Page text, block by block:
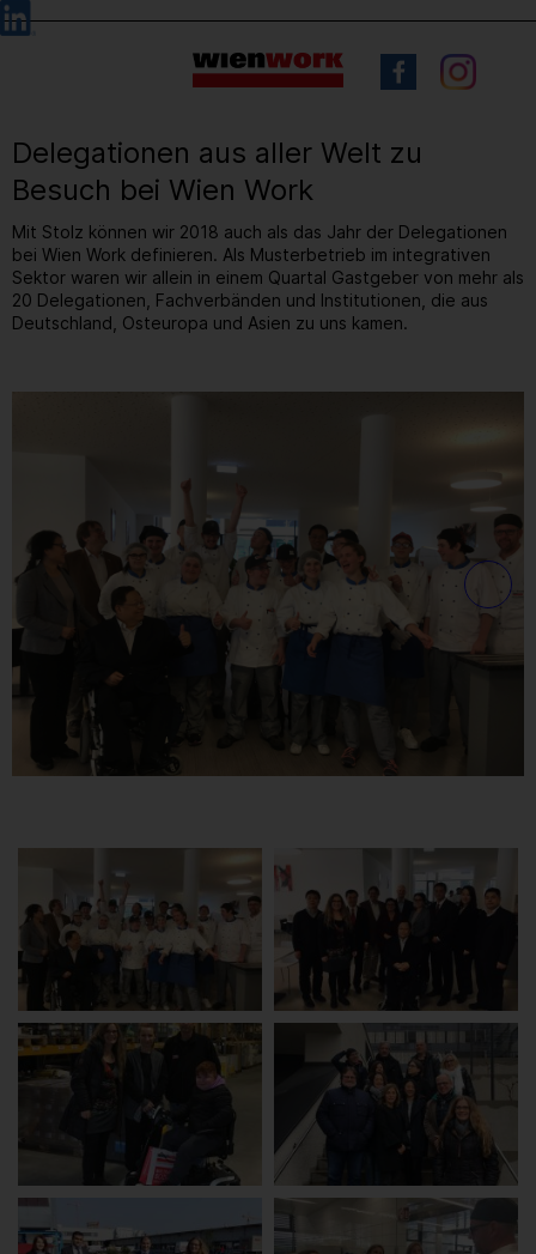
Barrierefreie
Bedienung
Sprachauswahl
Delegationen aus aller Welt zu
Besuch bei Wien Work
Mit Stolz können wir 2018 auch als das Jahr der Delegationen
bei Wien Work definieren. Als Musterbetrieb im integrativen
Sektor waren wir allein in einem Quartal Gastgeber von mehr als
20 Delegationen, Fachverbänden und Institutionen, die aus
Deutschland, Osteuropa und Asien zu uns kamen.